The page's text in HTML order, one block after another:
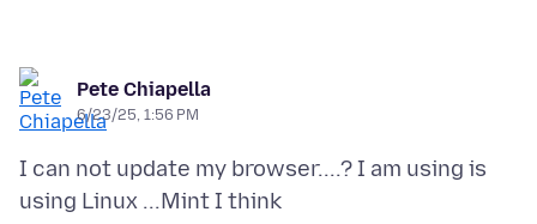
Pete Chiapella
6/23/25, 1:56 PM
I can not update my browser....? I am using is